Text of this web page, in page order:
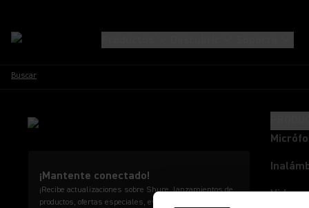
Buscar
¡Mantente conectado!
¡Recibe actualizaciones sobre Shure, lanzamientos de
productos, ofertas especiales, eventos, noticias y más!